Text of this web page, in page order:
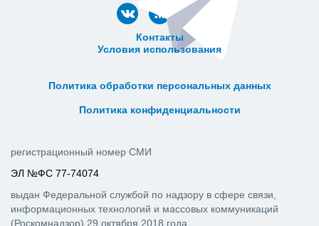
Контакты
Условия использования
Политика обработки персональных данных
Политика конфиденциальности
регистрационный номер СМИ
ЭЛ №ФС 77-74074
выдан Федеральной службой по надзору в сфере связи,
информационных технологий и массовых коммуникаций
(Роскомнадзор) 29 октября 2018 года